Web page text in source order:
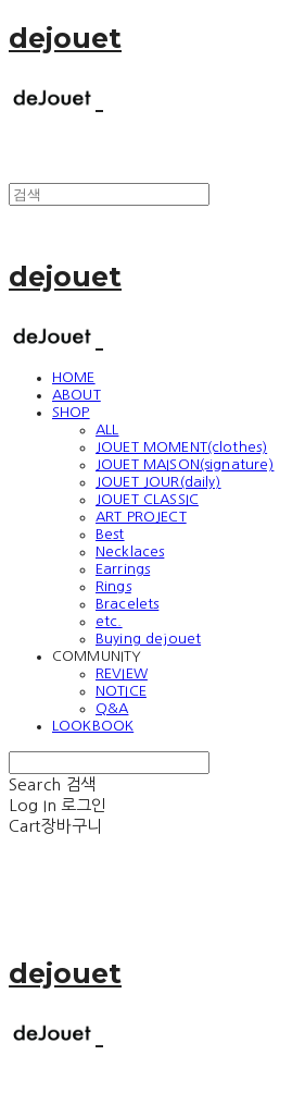
dejouet
dejouet
HOME
ABOUT
SHOP
ALL
JOUET MOMENT(clothes)
JOUET MAISON(signature)
JOUET JOUR(daily)
JOUET CLASSIC
ART PROJECT
Best
Necklaces
Earrings
Rings
Bracelets
etc.
Buying dejouet
COMMUNITY
REVIEW
NOTICE
Q&A
LOOKBOOK
Search 검색
Log In 로그인
Cart장바구니
dejouet